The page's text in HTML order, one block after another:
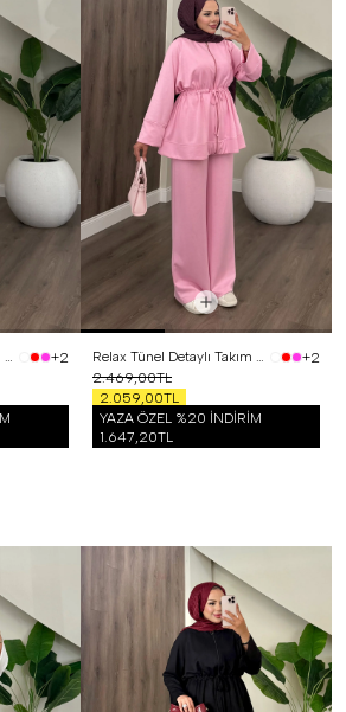
Relax Tünel Detaylı Takım Sarı
+2
Relax Tünel Detaylı Takım Pembe
+2
2.469,00TL
2.059,00TL
YAZA ÖZEL %20 İNDİRİM
1.647,20TL